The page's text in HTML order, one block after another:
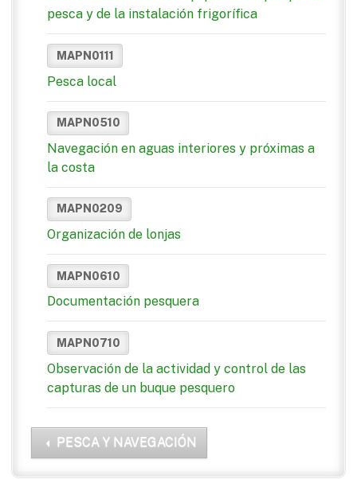
pesca y de la instalación frigorífica
MAPN0111
Pesca local
MAPN0510
Navegación en aguas interiores y próximas a
la costa
MAPN0209
Organización de lonjas
MAPN0610
Documentación pesquera
MAPN0710
Observación de la actividad y control de las
capturas de un buque pesquero
PESCA Y NAVEGACIÓN